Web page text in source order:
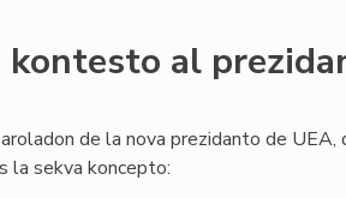
kontesto al
de la nova prezidanto de
la sekva koncepto: